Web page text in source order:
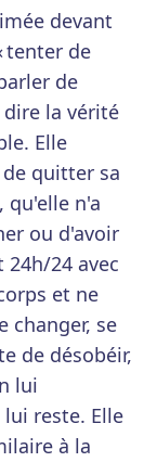
devant
tenter de
de
la vérité
Elle
quitter sa
qu'elle n'a
ou d'avoir
24h/24 avec
et ne
changer, se
de désobéir,
lui
reste. Elle
à la